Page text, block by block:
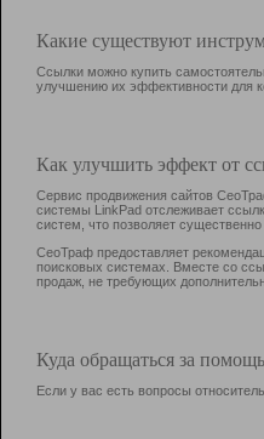
Какие существуют
Ссылки можно купить
улучшению их эффективности для
Как улучшить эффект от
Сервис продвижения сайтов
системы LinkPad отслеживает
систем, что позволяет
СеоТраф предоставляет
поисковых системах. Вместе со
продаж, не требующих
Куда обращаться за
Если у вас есть вопросы